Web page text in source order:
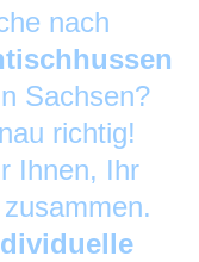
nach
Sachsen?
richtig!
Ihnen, Ihr
zusammen.